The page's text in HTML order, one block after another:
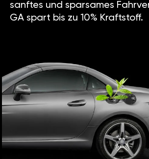
sanftes und sparsames
GA spart bis zu 10% Kraftstoff.